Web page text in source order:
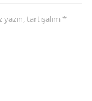
tartışalım *